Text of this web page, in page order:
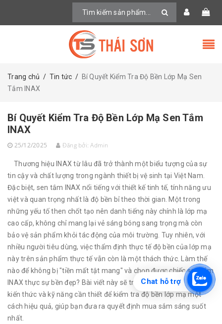
Trang chủ / Tin tức / Bí Quyết Kiểm Tra Độ Bền Lớp Mạ Sen
Tắm INAX
Bí Quyết Kiểm Tra Độ Bền Lớp Mạ Sen Tắm
INAX
25/12/2025 Đăng bởi:Admin
Thương hiệu INAX từ lâu đã trở thành một biểu tượng của sự
tin cậy và chất lượng trong ngành thiết bị vệ sinh tại Việt Nam.
Đặc biệt, sen tắm INAX nổi tiếng với thiết kế tinh tế, tính năng ưu
việt và quan trọng nhất là độ bền bỉ theo thời gian. Một trong
những yếu tố then chốt tạo nên danh tiếng này chính là lớp mạ
cao cấp, không chỉ mang lại vẻ sáng bóng sang trọng mà còn
bảo vệ sản phẩm khỏi tác động của môi trường. Tuy nhiên, với
nhiều người tiêu dùng, việc thẩm định thực tế độ bền của lớp mạ
này trên sản phẩm thực tế vẫn còn là một thách thức. Làm thế
nào để không bị "tiền mất tật mang" và chọn được chiếc sen tắm
INAX thực sự bền đẹp? Bài viết này sẽ trang bị cho bạn những
kiến thức và kỹ năng cần thiết để kiểm tra độ bền lớp mạ một
cách hiệu quả, giúp bạn đưa ra quyết định mua sắm sáng suốt
nhất.
Chat hỗ trợ